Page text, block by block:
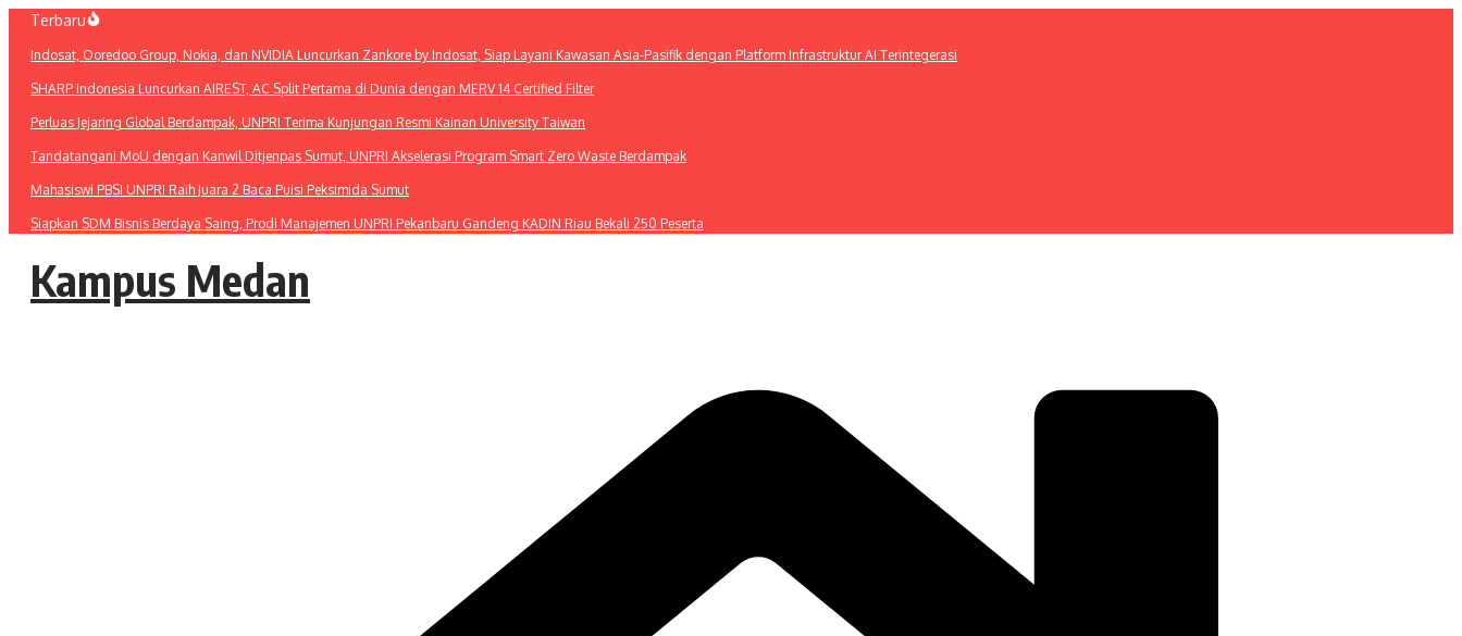
Lewati
konten
Terbaru
Indosat, Ooredoo Group, Nokia, dan NVIDIA Luncurkan Zankore by Indosat, Siap Layani Kawasan Asia-Pasifik dengan Platform Infrastruktur AI Terintegerasi
SHARP Indonesia Luncurkan AIREST, AC Split Pertama di Dunia dengan MERV 14 Certified Filter
Perluas Jejaring Global Berdampak, UNPRI Terima Kunjungan Resmi Kainan University Taiwan
Tandatangani MoU dengan Kanwil Ditjenpas Sumut, UNPRI Akselerasi Program Smart Zero Waste Berdampak
Mahasiswi PBSI UNPRI Raih Juara 2 Baca Puisi Peksimida Sumut
Siapkan SDM Bisnis Berdaya Saing, Prodi Manajemen UNPRI Pekanbaru Gandeng KADIN Riau Bekali 250 Peserta
Kampus Medan